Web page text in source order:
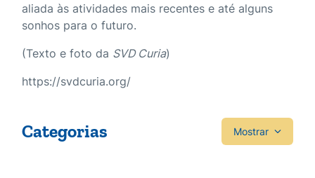
aliada às atividades mais recentes e até alguns
sonhos para o futuro.
(Texto e foto da SVD Curia)
https://svdcuria.org/
Categorias Mostrar